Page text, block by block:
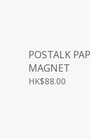
POSTALK
MAGNET
HK$88.00